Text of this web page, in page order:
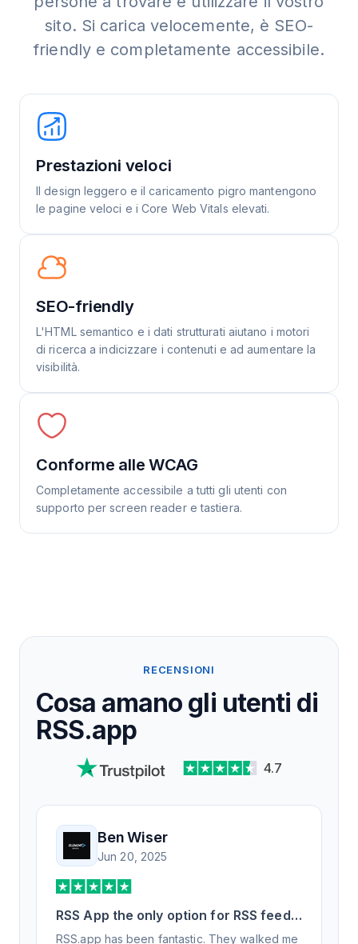
sito. Si carica velocemente, è SEO-
friendly e completamente accessibile.
Prestazioni veloci
Il design leggero e il caricamento pigro mantengono
le pagine veloci e i Core Web Vitals elevati.
SEO-friendly
L'HTML semantico e i dati strutturati aiutano i motori
di ricerca a indicizzare i contenuti e ad aumentare la
visibilità.
Conforme alle WCAG
Completamente accessibile a tutti gli utenti con
supporto per screen reader e tastiera.
RECENSIONI
Cosa amano gli utenti di
RSS.app
4.7
Ben Wiser
Jun 20, 2025
RSS App the only option for RSS feed
generation
RSS.app has been fantastic. They walked me